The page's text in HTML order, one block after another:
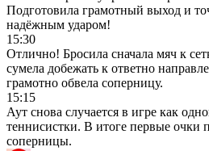
Подготовила грамотный выход и
надёжным ударом!
15:30
Отлично! Бросила сначала мяч к
сумела добежать к ответно
грамотно обвела соперницу.
15:15
Аут снова случается в игре как
теннисистки. В итоге первые очки
соперницы.